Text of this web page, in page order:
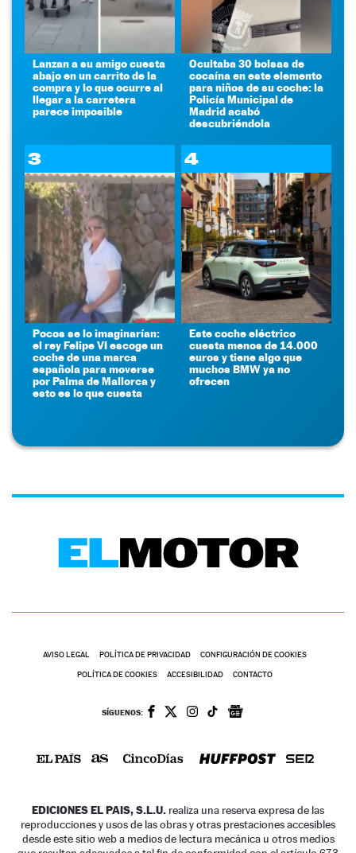
Lanzan a su amigo cuesta
abajo en un carrito de la
compra y lo que ocurre al
llegar a la carretera
parece imposible
Ocultaba 30 bolsas de
cocaína en este elemento
para niños de su coche: la
Policía Municipal de
Madrid acabó
descubriéndola
3
Pocos se lo imaginarían:
el rey Felipe VI escoge un
coche de una marca
española para moverse
por Palma de Mallorca y
esto es lo que cuesta
4
Este coche eléctrico
cuesta menos de 14.000
euros y tiene algo que
muchos BMW ya no
ofrecen
AVISO LEGAL POLÍTICA DE PRIVACIDAD CONFIGURACIÓN DE COOKIES
POLÍTICA DE COOKIES ACCESIBILIDAD CONTACTO
SÍGUENOS:
EDICIONES EL PAIS, S.L.U. realiza una reserva expresa de las
reproducciones y usos de las obras y otras prestaciones accesibles
desde este sitio web a medios de lectura mecánica u otros medios